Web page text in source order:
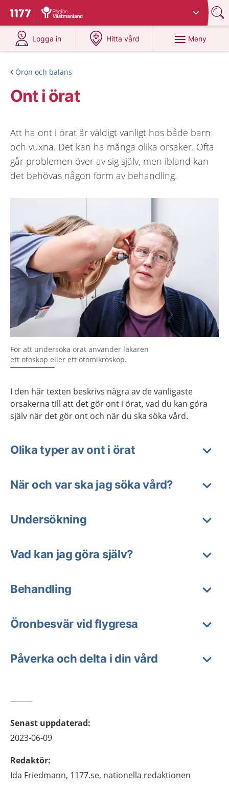
Till startsidan för 1177
Du har valt region
Logga in
på 1177.se
Hitta vård
på 1177.se
Meny
Öron och balans
Ont i örat
Att ha ont i örat är väldigt vanligt hos både barn
och vuxna. Det kan ha många olika orsaker. Ofta
går problemen över av sig själv, men ibland kan
det behövas någon form av behandling.
För att undersöka örat använder läkaren
ett otoskop eller ett otomikroskop.
I den här texten beskrivs några av de vanligaste
orsakerna till att det gör ont i örat, vad du kan göra
själv när det gör ont och när du ska söka vård.
Olika typer av ont i örat
När och var ska jag söka vård?
Undersökning
Vad kan jag göra själv?
Behandling
Öronbesvär vid flygresa
Påverka och delta i din vård
Senast uppdaterad:
2023-06-09
Redaktör:
Ida Friedmann, 1177.se, nationella redaktionen